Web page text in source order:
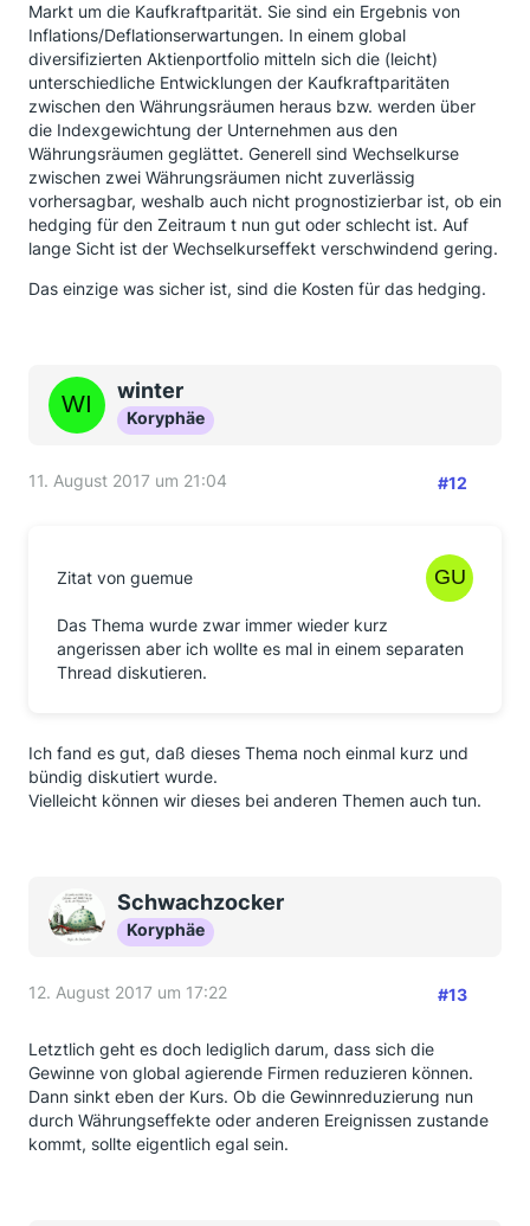
Markt um die Kaufkraftparität. Sie sind ein Ergebnis von
Inflations/Deflationserwartungen. In einem global
diversifizierten Aktienportfolio mitteln sich die (leicht)
unterschiedliche Entwicklungen der Kaufkraftparitäten
zwischen den Währungsräumen heraus bzw. werden über
die Indexgewichtung der Unternehmen aus den
Währungsräumen geglättet. Generell sind Wechselkurse
zwischen zwei Währungsräumen nicht zuverlässig
vorhersagbar, weshalb auch nicht prognostizierbar ist, ob ein
hedging für den Zeitraum t nun gut oder schlecht ist. Auf
lange Sicht ist der Wechselkurseffekt verschwindend gering.
Das einzige was sicher ist, sind die Kosten für das hedging.
winter
Koryphäe
11. August 2017 um 21:04 #12
Zitat von guemue
Das Thema wurde zwar immer wieder kurz
angerissen aber ich wollte es mal in einem separaten
Thread diskutieren.
Ich fand es gut, daß dieses Thema noch einmal kurz und
bündig diskutiert wurde.
Vielleicht können wir dieses bei anderen Themen auch tun.
Schwachzocker
Koryphäe
12. August 2017 um 17:22 #13
Letztlich geht es doch lediglich darum, dass sich die
Gewinne von global agierende Firmen reduzieren können.
Dann sinkt eben der Kurs. Ob die Gewinnreduzierung nun
durch Währungseffekte oder anderen Ereignissen zustande
kommt, sollte eigentlich egal sein.